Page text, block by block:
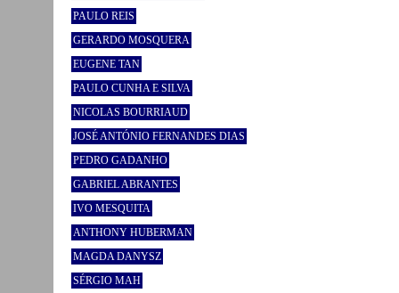
PAULO REIS
GERARDO MOSQUERA
EUGENE TAN
PAULO CUNHA E SILVA
NICOLAS BOURRIAUD
JOSÉ ANTÓNIO FERNANDES DIAS
PEDRO GADANHO
GABRIEL ABRANTES
IVO MESQUITA
ANTHONY HUBERMAN
MAGDA DANYSZ
SÉRGIO MAH